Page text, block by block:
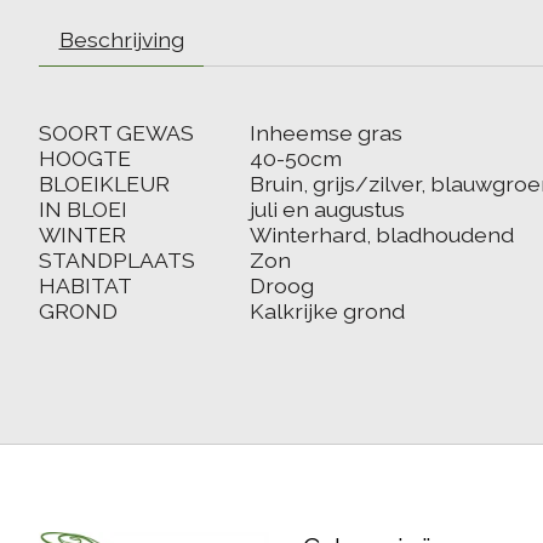
Beschrijving
SOORT GEWAS
Inheemse gras
HOOGTE
40-50cm
BLOEIKLEUR
Bruin, grijs/zilver,
IN BLOEI
juli en augustus
WINTER
Winterhard, bladhoudend
STANDPLAATS
Zon
HABITAT
Droog
GROND
Kalkrijke grond